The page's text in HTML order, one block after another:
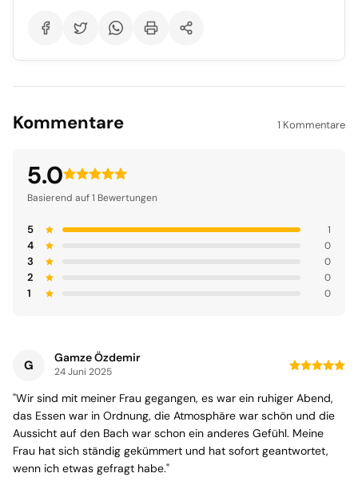
Kommentare 1 Kommentare
5.0
Basierend auf 1 Bewertungen
5 1
4 0
3 0
2 0
1 0
G Gamze Özdemir
24 Juni 2025
"Wir sind mit meiner Frau gegangen, es war ein ruhiger Abend,
das Essen war in Ordnung, die Atmosphäre war schön und die
Aussicht auf den Bach war schon ein anderes Gefühl. Meine
Frau hat sich ständig gekümmert und hat sofort geantwortet,
wenn ich etwas gefragt habe."